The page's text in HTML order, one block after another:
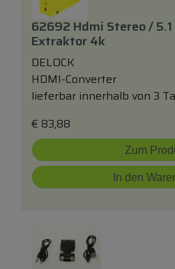
62692 Hdmi Stereo /
Extraktor 4k
DELOCK
HDMI-Converter
lieferbar innerhalb von 3
€ 83,88
Zum
In den